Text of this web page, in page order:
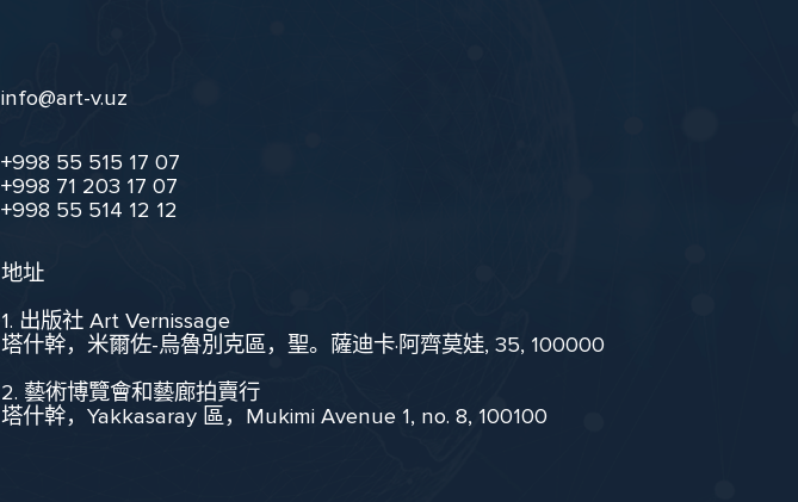
info@art-v.uz
+998 55 515 17 07
+998 71 203 17 07
+998 55 514 12 12
地址
1. 出版社 Art Vernissage
塔什幹，米爾佐-烏魯別克區，聖。薩迪卡·阿齊莫娃, 35, 100000
2. 藝術博覽會和藝廊拍賣行
塔什幹，Yakkasaray 區，Mukimi Avenue 1, no. 8, 100100